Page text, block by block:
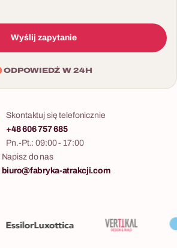
Wyślij zapytanie
ODPOWIEDŹ W 24H
Skontaktuj się telefonicznie
+48 606 757 685
Pn.-Pt.: 09:00 - 17:00
Napisz do nas
biuro@fabryka-atrakcji.com